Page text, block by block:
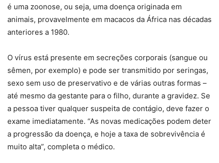
é uma zoonose, ou seja, uma doença originada em
animais, provavelmente em macacos da África nas décadas
anteriores a 1980.
O vírus está presente em secreções corporais (sangue ou
sêmen, por exemplo) e pode ser transmitido por seringas,
sexo sem uso de preservativo e de várias outras formas –
até mesmo da gestante para o filho, durante a gravidez. Se
a pessoa tiver qualquer suspeita de contágio, deve fazer o
exame imediatamente. “As novas medicações podem deter
a progressão da doença, e hoje a taxa de sobrevivência é
muito alta”, completa o médico.